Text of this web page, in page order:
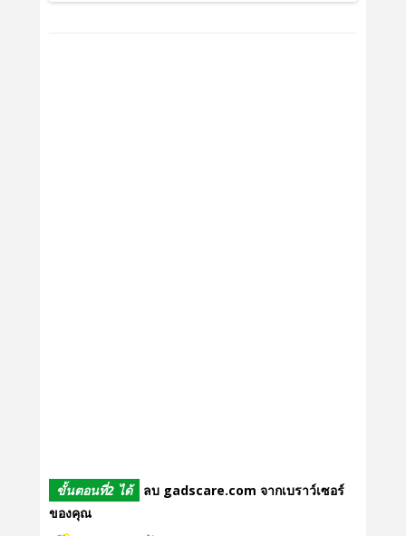
ขั้นตอนที่2 ได้
ลบ gadscare.com จากเบราว์เซอร์
ของคุณ